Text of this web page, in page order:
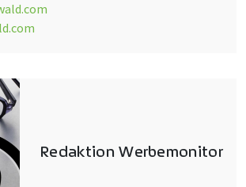
Redaktion Werbemonitor